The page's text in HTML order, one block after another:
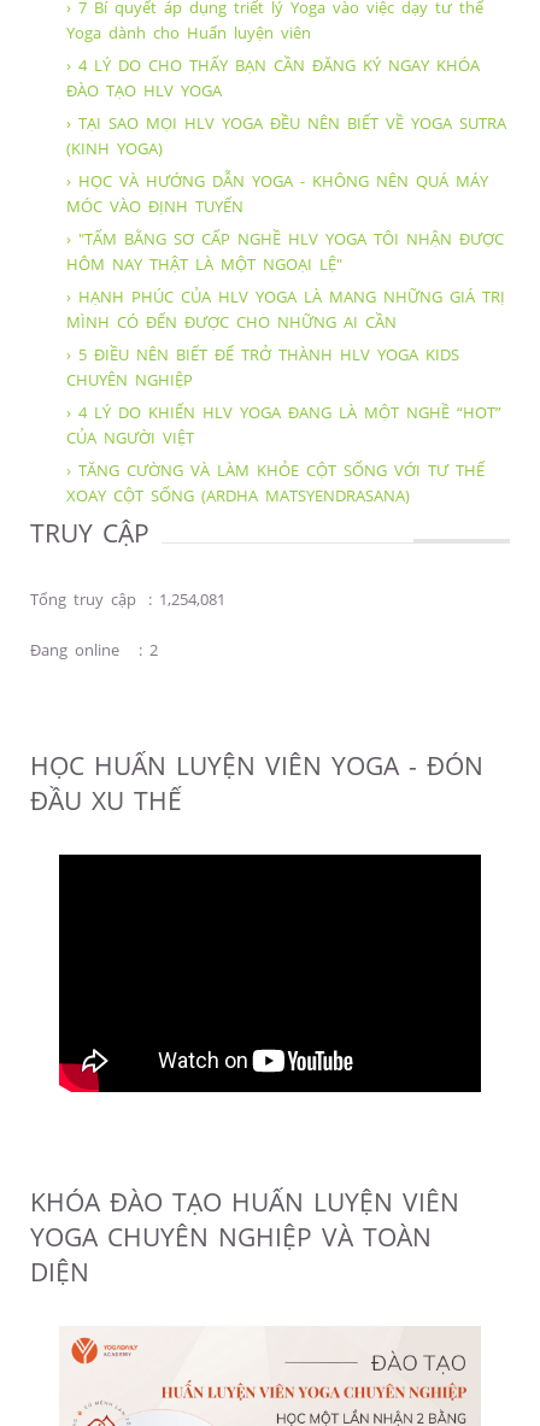
› 7 Bí quyết áp dụng triết lý Yoga vào việc dạy tư thế
Yoga dành cho Huấn luyện viên
› 4 LÝ DO CHO THẤY BẠN CẦN ĐĂNG KÝ NGAY KHÓA
ĐÀO TẠO HLV YOGA
› TẠI SAO MỌI HLV YOGA ĐỀU NÊN BIẾT VỀ YOGA SUTRA
(KINH YOGA)
› HỌC VÀ HƯỚNG DẪN YOGA - KHÔNG NÊN QUÁ MÁY
MÓC VÀO ĐỊNH TUYẾN
› "TẤM BẰNG SƠ CẤP NGHỀ HLV YOGA TÔI NHẬN ĐƯỢC
HÔM NAY THẬT LÀ MỘT NGOẠI LỆ"
› HẠNH PHÚC CỦA HLV YOGA LÀ MANG NHỮNG GIÁ TRỊ
MÌNH CÓ ĐẾN ĐƯỢC CHO NHỮNG AI CẦN
› 5 ĐIỀU NÊN BIẾT ĐỂ TRỞ THÀNH HLV YOGA KIDS
CHUYÊN NGHIỆP
› 4 LÝ DO KHIẾN HLV YOGA ĐANG LÀ MỘT NGHỀ “HOT”
CỦA NGƯỜI VIỆT
› TĂNG CƯỜNG VÀ LÀM KHỎE CỘT SỐNG VỚI TƯ THẾ
XOAY CỘT SỐNG (ARDHA MATSYENDRASANA)
TRUY CẬP
Tổng truy cập : 1,254,081
Đang online : 2
HỌC HUẤN LUYỆN VIÊN YOGA - ĐÓN
ĐẦU XU THẾ
KHÓA ĐÀO TẠO HUẤN LUYỆN VIÊN
YOGA CHUYÊN NGHIỆP VÀ TOÀN
DIỆN